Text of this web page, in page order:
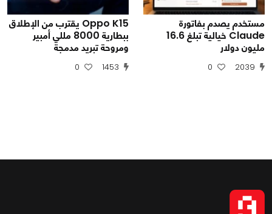
مستخدم يصدم بفاتورة
Claude خيالية تبلغ 16.6
مليون دولار
2039
0
Oppo K15 يقترب من الإطلاق
ببطارية 8000 مللي أمبير
ومروحة تبريد مدمجة
1453
0